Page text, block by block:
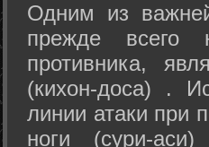
Одним из
прежде всего
противника,
(кихон-доса) .
линии атаки при
ноги (сури-